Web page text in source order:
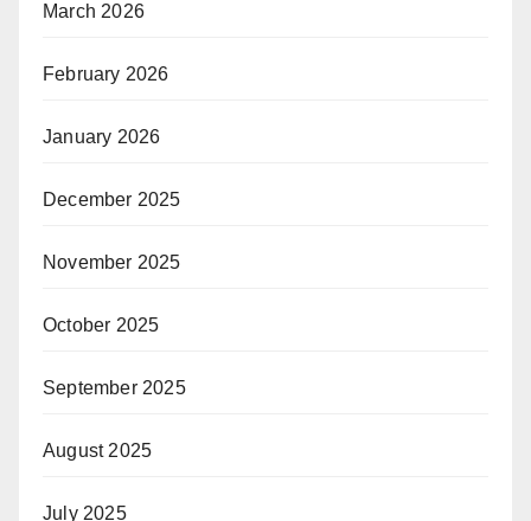
March 2026
February 2026
January 2026
December 2025
November 2025
October 2025
September 2025
August 2025
July 2025